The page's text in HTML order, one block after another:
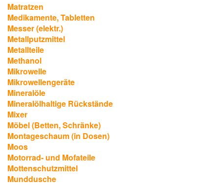
Matratzen
Medikamente, Tabletten
Messer (elektr.)
Metallputzmittel
Metallteile
Methanol
Mikrowelle
Mikrowellengeräte
Mineralöle
Mineralölhaltige Rückstände
Mixer
Möbel (Betten, Schränke)
Montageschaum (in Dosen)
Moos
Motorrad- und Mofateile
Mottenschutzmittel
Munddusche